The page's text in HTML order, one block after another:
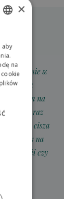
gustownie w
w
widokiem na
oraz
Ponadto cisza
na
czy
×
aby
na